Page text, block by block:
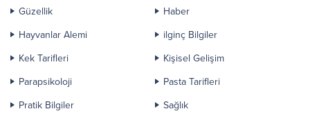
Güzellik
Haber
Hayvanlar Alemi
ilginç Bilgiler
Kek Tarifleri
Kişisel Gelişim
Parapsikoloji
Pasta Tarifleri
Pratik Bilgiler
Sağlık